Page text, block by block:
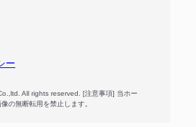
ー
All rights reserved. [注意事項] 当ホー
の無断転用を禁止します。